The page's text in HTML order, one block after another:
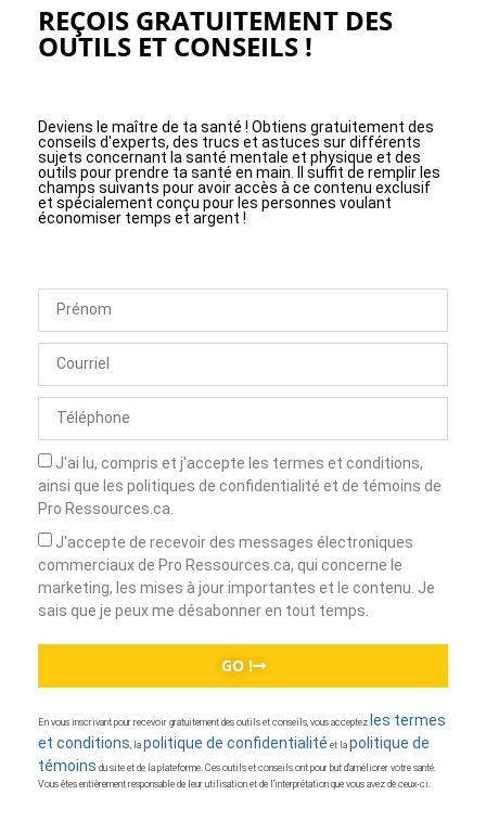
REÇOIS GRATUITEMENT DES
OUTILS ET CONSEILS !
Deviens le maître de ta santé ! Obtiens gratuitement des
conseils d'experts, des trucs et astuces sur différents
sujets concernant la santé mentale et physique et des
outils pour prendre ta santé en main. Il suffit de remplir les
champs suivants pour avoir accès à ce contenu exclusif
et spécialement conçu pour les personnes voulant
économiser temps et argent !
J'ai lu, compris et j'accepte les termes et conditions,
ainsi que les politiques de confidentialité et de témoins de
Pro Ressources.ca.
J'accepte de recevoir des messages électroniques
commerciaux de Pro Ressources.ca, qui concerne le
marketing, les mises à jour importantes et le contenu. Je
sais que je peux me désabonner en tout temps.
GO !
En vous inscrivant pour recevoir gratuitement des outils et conseils, vous acceptez les termes
et conditions , la politique de confidentialité et la politique de
témoins du site et de la plateforme. Ces outils et conseils ont pour but d’améliorer votre santé.
Vous êtes entièrement responsable de leur utilisation et de l’interprétation que vous avez de ceux-ci.